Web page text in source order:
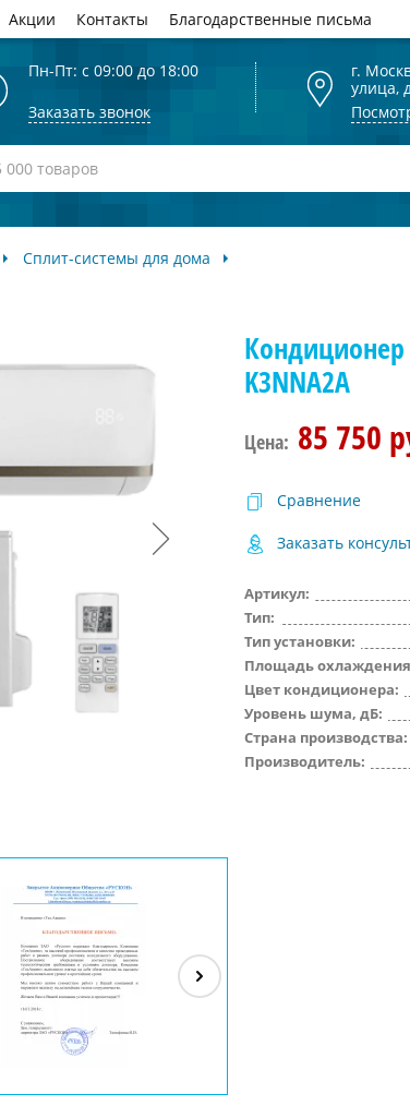
Акции Контакты Благодарственные письма
Пн-Пт: с 09:00 до 18:00
Заказать звонок
г.
улица,
Сплит-системы для дома
PHP ">
Код PHP ">
Кондиционер
K3NNA2A
Цена: 85 750
Сравнение
Заказать
Артикул:
Тип:
Тип установки:
Площадь
Цвет кондиционера:
Уровень шума, дБ:
Страна производства:
Производитель: